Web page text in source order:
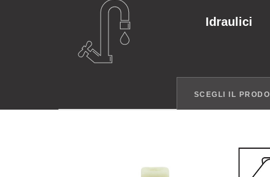
Idraulici
SCEGLI IL